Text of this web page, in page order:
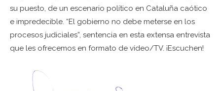
su puesto, de un escenario político en Cataluña caótico
e impredecible. “El gobierno no debe meterse en los
procesos judiciales”, sentencia en esta extensa entrevista
que les ofrecemos en formato de vídeo/TV. ¡Escuchen!